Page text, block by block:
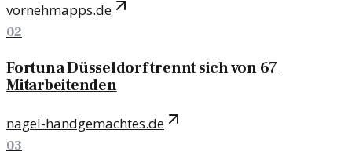
vornehmapps.de
02
Fortuna Düsseldorf trennt sich von 67
Mitarbeitenden
nagel-handgemachtes.de
03